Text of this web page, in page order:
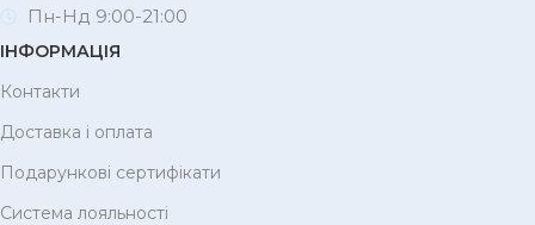
Пн-Нд 9:00-21:00
ІНФОРМАЦІЯ
Контакти
Доставка і оплата
Подарункові сертифікати
Система лояльності